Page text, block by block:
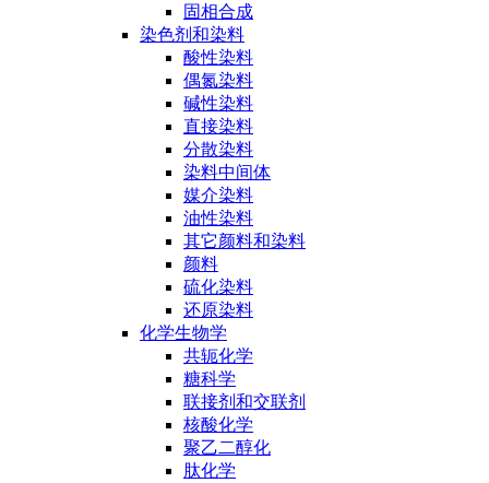
固相合成
染色剂和染料
酸性染料
偶氮染料
碱性染料
直接染料
分散染料
染料中间体
媒介染料
油性染料
其它颜料和染料
颜料
硫化染料
还原染料
化学生物学
共轭化学
糖科学
联接剂和交联剂
核酸化学
聚乙二醇化
肽化学